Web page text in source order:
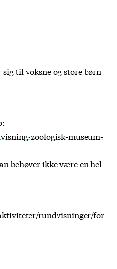
til voksne og store børn
zoologisk-museum-
behøver ikke være en hel
rundvisninger/for-